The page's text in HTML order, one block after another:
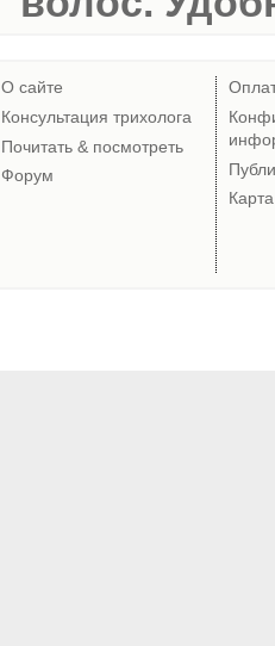
О сайте
Консультация трихолога
Почитать & посмотреть
Форум